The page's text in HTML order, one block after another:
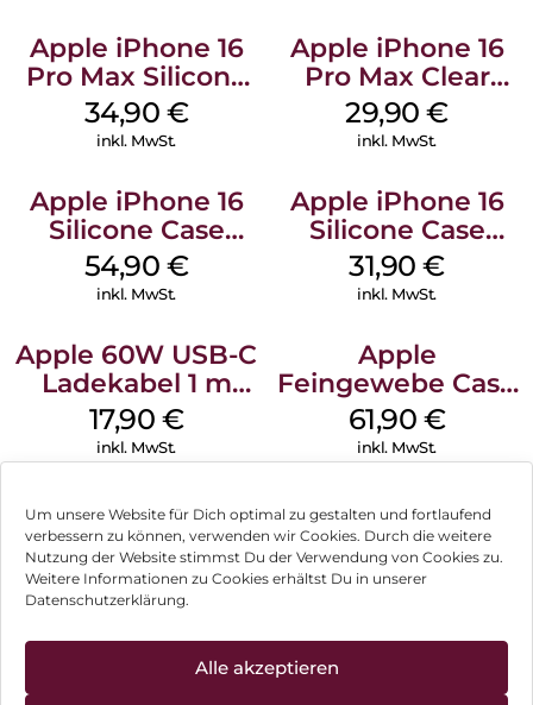
Um unsere Website für Dich optimal zu gestalten und fortlaufend
verbessern zu können, verwenden wir Cookies. Durch die weitere
Nutzung der Website stimmst Du der Verwendung von Cookies zu.
Weitere Informationen zu Cookies erhältst Du in unserer
Datenschutzerklärung.
Alle akzeptieren
Apple iPhone 16
Pro Max Silicone
Case MagSafe
Denim
34,90 €
inkl. MwSt.
Apple iPhone 16
Pro Max Clear
Case MagSafe
Transparent
29,90€
inkl. MwSt.
Apple iPhone 16
Silicone Case
MagSafe Lake
Green
54,90 €
inkl. MwSt.
Apple iPhone 16
Silicone Case
MagSafe Fuchsia
31,90€
inkl. MwSt.
Apple 60W USB-C
Ladekabel 1 m
Weiß
17,90 €
inkl. MwSt.
Apple
Feingewebe Case
iPhone 15 Pro
MagSafe Schwarz
61,90 €
inkl. MwSt.
Impressum